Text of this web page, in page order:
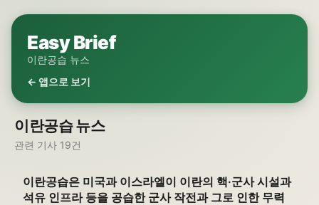
Easy Brief
이란공습 뉴스
← 앱으로 보기
이란공습 뉴스
관련 기사 19건
이란공습은 미국과 이스라엘이 이란의 핵·군사 시설과
석유 인프라 등을 공습한 군사 작전과 그로 인한 무력